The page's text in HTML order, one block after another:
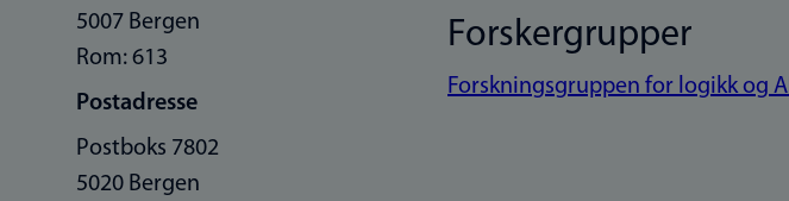
5007 Bergen
Rom: 613
Postadresse
Postboks 7802
5020 Bergen
Forskergrupper
Forskningsgruppen for logikk og AI